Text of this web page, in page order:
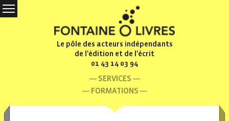
Le pôle des acteurs indépendants
de l'édition et de l'écrit
01 43 14 03 94
SERVICES
FORMATIONS